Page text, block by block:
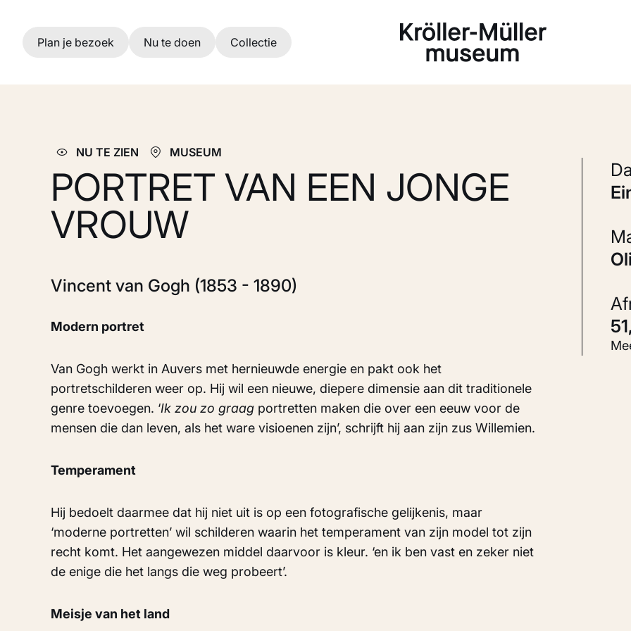
Ga naar hoofdinhoud
Plan je bezoek Nu te doen Collectie
NU TE ZIEN MUSEUM
PORTRET VAN EEN JONGE
VROUW
Vincent van Gogh (1853 - 1890)
Modern portret
Van Gogh werkt in Auvers met hernieuwde energie en pakt ook het
portretschilderen weer op. Hij wil een nieuwe, diepere dimensie aan dit traditionele
genre toevoegen. ‘Ik zou zo graag portretten maken die over een eeuw voor de
mensen die dan leven, als het ware visioenen zijn’, schrijft hij aan zijn zus Willemien.
Temperament
Hij bedoelt daarmee dat hij niet uit is op een fotografische gelijkenis, maar
‘moderne portretten’ wil schilderen waarin het temperament van zijn model tot zijn
recht komt. Het aangewezen middel daarvoor is kleur. ‘en ik ben vast en zeker niet
de enige die het langs die weg probeert’.
Meisje van het land